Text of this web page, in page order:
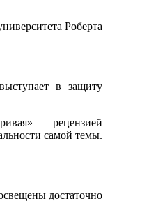
Роберта
в защиту
— рецензией
самой темы.
достаточно